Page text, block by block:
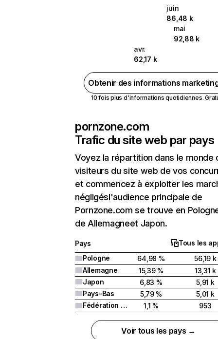
juin
86,48 k
mai
92,88 k
avr.
62,17 k
Obtenir des informations
10 fois plus d'informations quotidiennes.
pornzone.com
Trafic du site web par pays
Voyez la répartition dans le monde
visiteurs du site web de vos
et commencez à exploiter les
négligésl'audience principale de
Pornzone.com se trouve en
de Allemagneet Japon.
Pays
Tous les
Pologne
64,98 %
56,19 k
Allemagne
15,39 %
13,31 k
Japon
6,83 %
5,91 k
Pays-Bas
5,79 %
5,01 k
Fédération de Russie
1,1 % 953
Voir tous les pays →